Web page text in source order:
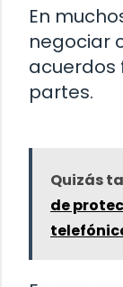
En
negociar
partes.
Quizás
de